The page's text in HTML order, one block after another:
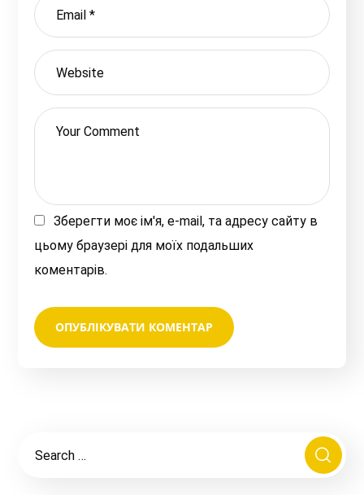
Зберегти моє ім'я, e-mail, та адресу сайту в
цьому браузері для моїх подальших
коментарів.